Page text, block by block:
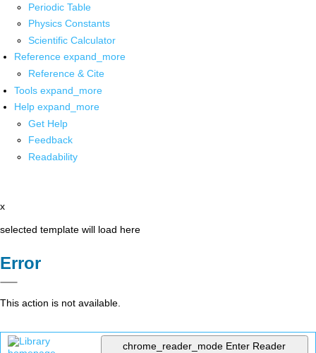
Periodic Table
Physics Constants
Scientific Calculator
Reference expand_more
Reference & Cite
Tools expand_more
Help expand_more
Get Help
Feedback
Readability
x
selected template will load here
Error
This action is not available.
chrome_reader_mode Enter Reader